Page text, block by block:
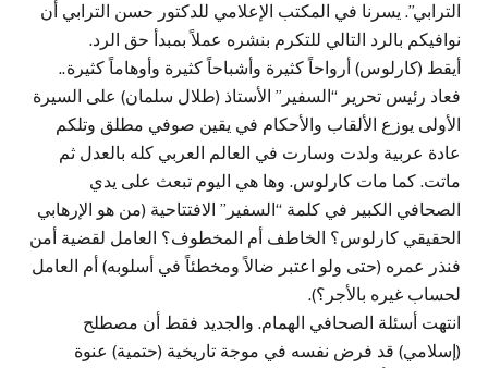
الترابي”. يسرنا في المكتب الإعلامي للدكتور حسن الترابي أن
نوافيكم بالرد التالي للتكرم بنشره عملاً بمبدأ حق الرد.
أيقط (كارلوس) أرواحاً كثيرة وأشباحاً كثيرة وأوهاماً كثيرة..
فعاد رئيس تحرير “السفير” الأستاذ (طلال سلمان) على السيرة
الأولى يوزع الألقاب والأحكام في يقين صوفي مطلق وتلكم
عادة عربية ولدت وسارت في العالم العربي كله بالعدل ثم
ماتت. كما مات كارلوس. وها هي اليوم تبعث على يدي
الصحافي الكبير في كلمة “السفير” الافتتاحية (من هو الإرهابي
الحقيقي كارلوس؟ الخاطف أم المخطوف؟ العامل لقضية أمن
فنذر عمره (حتى ولو اعتبر ضالاً ومخطئاً في أسلوبه) أم العامل
لحساب غيره بالأجر؟).
انتهت أسئلة الصحافي الهمام. والجديد فقط أن مصطلح
(إسلامي) قد فرض نفسه في موجة تاريخية (حتمية) عنوة